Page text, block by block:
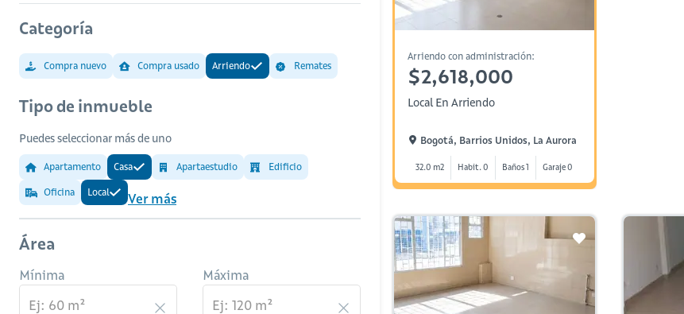
Categoría
Compra nuevo Compra usado Arriendo Remates
Tipo de inmueble
Puedes seleccionar más de uno
Apartamento Casa Apartaestudio Edificio
Oficina Local Ver más
Área
Mínima Máxima
Arriendo con administración:
$2,618,000
Local En Arriendo
Bogotá, Barrios Unidos, La Aurora
32.0 m2 Habit. 0 Baños 1 Garaje 0